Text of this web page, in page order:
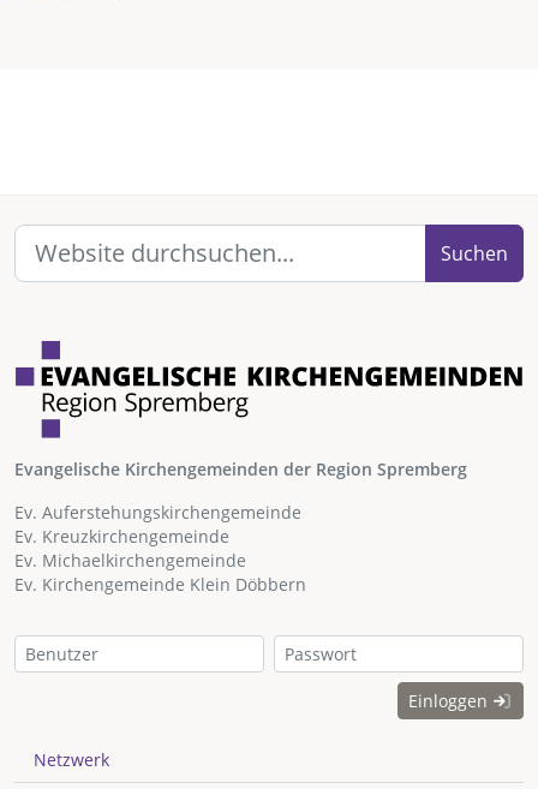
Suchen
Evangelische Kirchengemeinden der Region Spremberg
Ev. Auferstehungskirchengemeinde
Ev. Kreuzkirchengemeinde
Ev. Michaelkirchengemeinde
Ev. Kirchengemeinde Klein Döbbern
Einloggen
Netzwerk